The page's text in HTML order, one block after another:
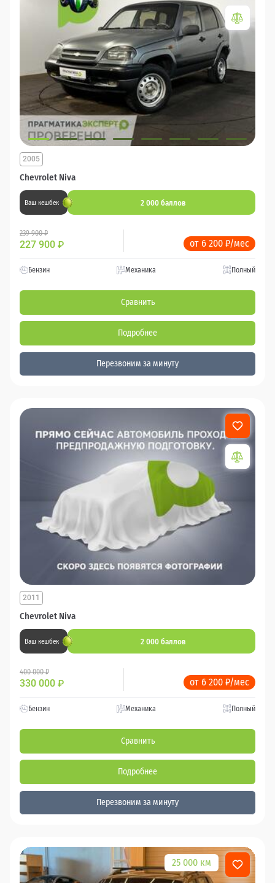
Chevrolet Niva
2005
Ваш кешбек 2 000 баллов
239 900 ₽
227 900 ₽ от 6 200 ₽/мес
Бензин Механика Полный
Сравнить
Подробнее
Перезвоним за минуту
Chevrolet Niva
2011
Ваш кешбек 2 000 баллов
400 000 ₽
330 000 ₽ от 6 200 ₽/мес
Бензин Механика Полный
Сравнить
Подробнее
Перезвоним за минуту
25 000 км